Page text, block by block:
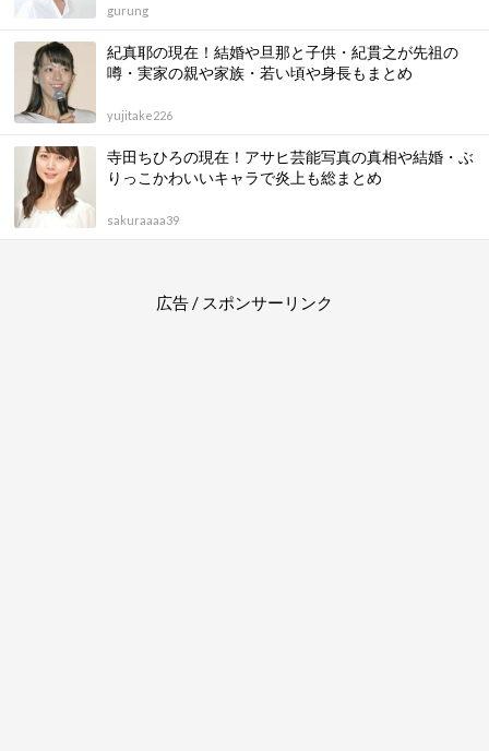
gurung
紀真耶の現在！結婚や旦那と子供・紀貫之が先祖の
噂・実家の親や家族・若い頃や身長もまとめ
yujitake226
寺田ちひろの現在！アサヒ芸能写真の真相や結婚・ぶ
りっこかわいいキャラで炎上も総まとめ
sakuraaaa39
広告 / スポンサーリンク